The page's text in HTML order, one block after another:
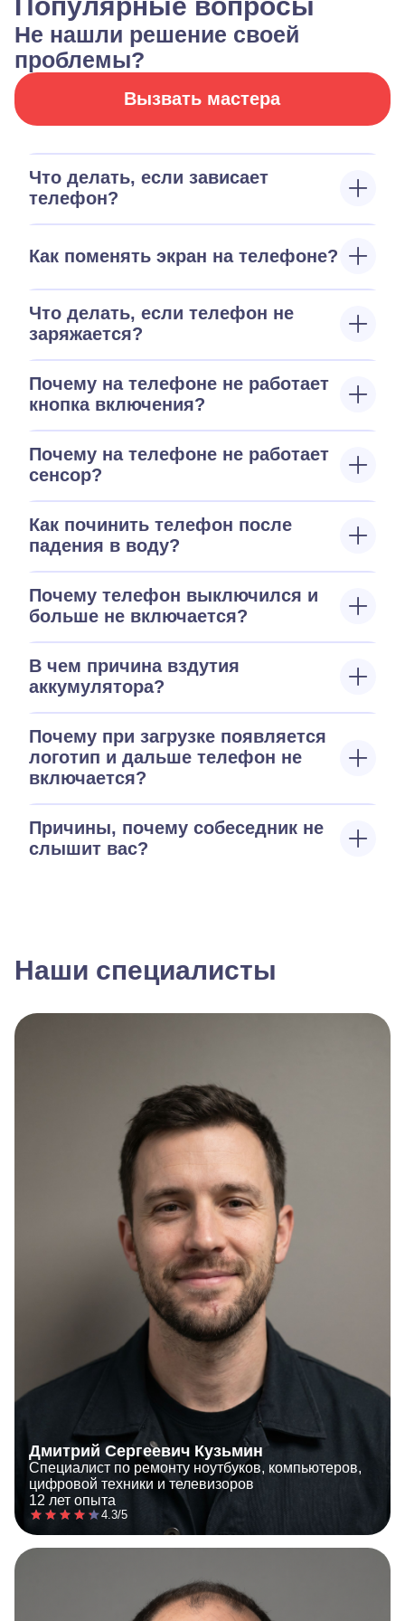
Не нашли решение своей
проблемы?
Вызвать мастера
Что делать, если зависает
телефон?
Как поменять экран на телефоне?
Что делать, если телефон не
заряжается?
Почему на телефоне не работает
кнопка включения?
Почему на телефоне не работает
сенсор?
Как починить телефон после
падения в воду?
Почему телефон выключился и
больше не включается?
В чем причина вздутия
аккумулятора?
Почему при загрузке появляется
логотип и дальше телефон не
включается?
Причины, почему собеседник не
слышит вас?
Наши специалисты
Дмитрий Сергеевич Кузьмин
Специалист по ремонту ноутбуков, компьютеров,
цифровой техники и телевизоров
12 лет опыта
4.3/5